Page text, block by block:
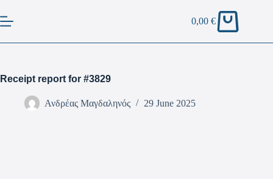
0,00€
Receipt report for #3829
Ανδρέας Μαγδαληνός 29 June 2025